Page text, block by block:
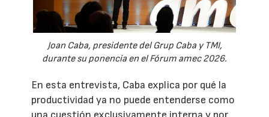
Joan Caba, presidente del Grup Caba y TMI,
durante su ponencia en el Fórum amec 2026.
En esta entrevista, Caba explica por qué la
productividad ya no puede entenderse como